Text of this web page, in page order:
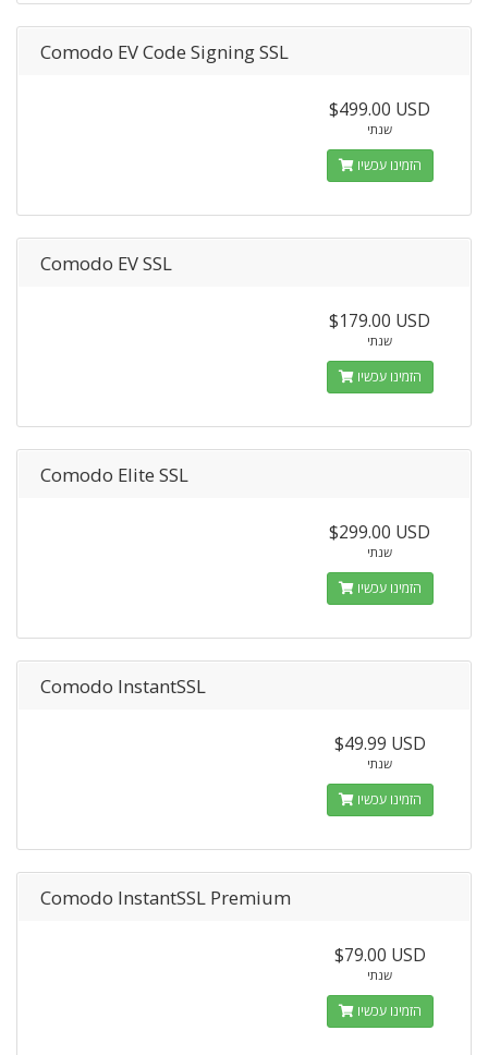
Comodo EV Code Signing SSL
$499.00 USD
שנתי
הזמינו עכשיו
Comodo EV SSL
$179.00 USD
שנתי
הזמינו עכשיו
Comodo Elite SSL
$299.00 USD
שנתי
הזמינו עכשיו
Comodo InstantSSL
$49.99 USD
שנתי
הזמינו עכשיו
Comodo InstantSSL Premium
$79.00 USD
שנתי
הזמינו עכשיו